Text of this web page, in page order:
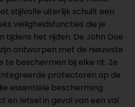
stijlvolle uiterlijk schuilt een
veiligheidsfuncties die je
tijdens het rijden. De John Doe
ontworpen met de nieuwste
te beschermen bij elke rit. Ze
protectoren op de
essentiële bescherming
en letsel in geval van een val